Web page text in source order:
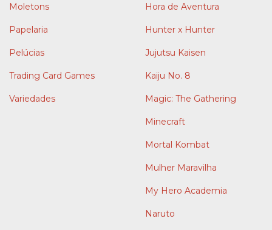
Moletons
Papelaria
Pelúcias
Trading Card Games
Variedades
Hora de Aventura
Hunter x Hunter
Jujutsu Kaisen
Kaiju No. 8
Magic: The Gathering
Minecraft
Mortal Kombat
Mulher Maravilha
My Hero Academia
Naruto